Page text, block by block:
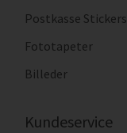
Postkasse Stickers
Fototapeter
Billeder
Kundeservice